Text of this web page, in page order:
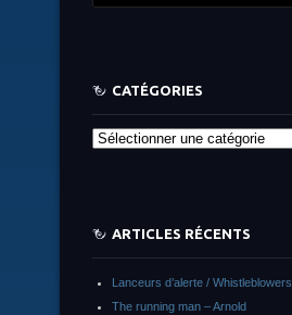
CATÉGORIES
Catégories
ARTICLES RÉCENTS
Lanceurs d’alerte / Whistleblowers
The running man – Arnold